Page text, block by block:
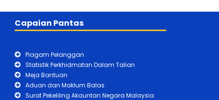
Capaian Pantas
Piagam Pelanggan
Statistik Perkhidmatan Dalam Talian
Meja Bantuan
Aduan dan Maklum Balas
Surat Pekeliling Akauntan Negara Malaysia